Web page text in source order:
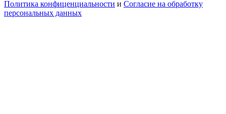
Политика конфиценциальности и Согласие на обработку
персональных данных